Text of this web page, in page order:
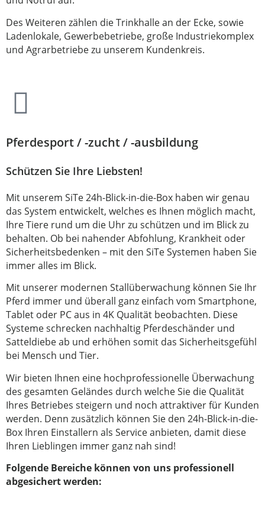
Des Weiteren zählen die Trinkhalle an der Ecke, sowie
Ladenlokale, Gewerbebetriebe, große Industriekomplex
und Agrarbetriebe zu unserem Kundenkreis.
Pferdesport / -zucht / -ausbildung
Schützen Sie Ihre Liebsten!
Mit unserem SiTe 24h-Blick-in-die-Box haben wir genau
das System entwickelt, welches es Ihnen möglich macht,
Ihre Tiere rund um die Uhr zu schützen und im Blick zu
behalten. Ob bei nahender Abfohlung, Krankheit oder
Sicherheitsbedenken – mit den SiTe Systemen haben Sie
immer alles im Blick.
Mit unserer modernen Stallüberwachung können Sie Ihr
Pferd immer und überall ganz einfach vom Smartphone,
Tablet oder PC aus in 4K Qualität beobachten. Diese
Systeme schrecken nachhaltig Pferdeschänder und
Satteldiebe ab und erhöhen somit das Sicherheitsgefühl
bei Mensch und Tier.
Wir bieten Ihnen eine hochprofessionelle Überwachung
des gesamten Geländes durch welche Sie die Qualität
Ihres Betriebes steigern und noch attraktiver für Kunden
werden. Denn zusätzlich können Sie den 24h-Blick-in-die-
Box Ihren Einstallern als Service anbieten, damit diese
Ihren Lieblingen immer ganz nah sind!
Folgende Bereiche können von uns professionell
abgesichert werden: